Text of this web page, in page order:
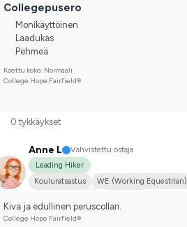
Englannin täysverinen
FWB
Vuonohevonen
Irlannin Cob
Oldenburg
Saksalainen puoliverinen
Collegepusero
Monikäyttöinen
Laadukas
Pehmeä
Koettu koko: Normaali
College Hope Fairfield®
0 tykkäykset
Anne L
Vahvistettu ostaja
Leading Hiker
Kouluratsastus
WE (Working Equestrian)
Kiva ja edullinen peruscollari.
College Hope Fairfield®